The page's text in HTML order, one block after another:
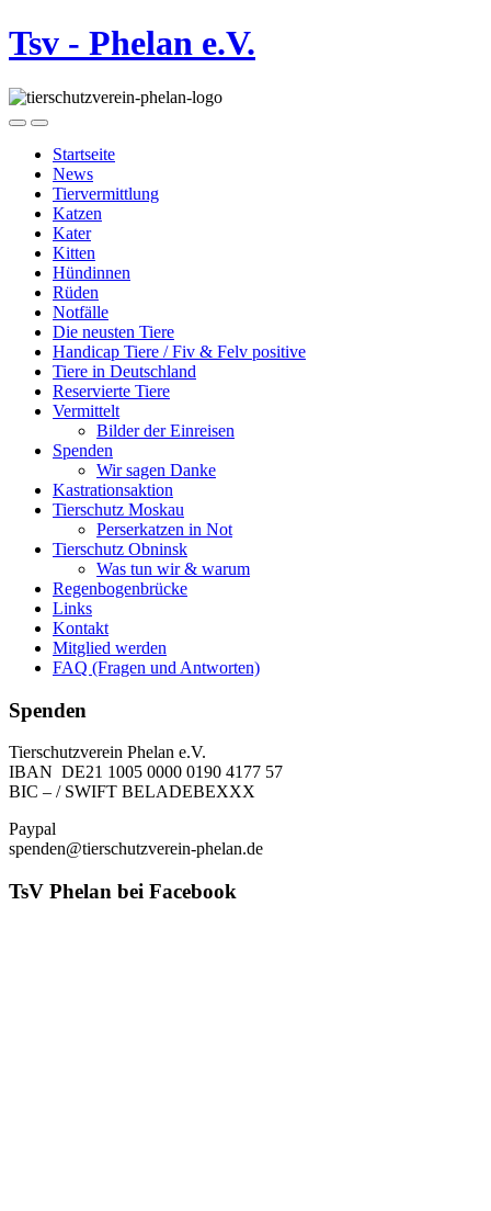
Tsv - Phelan e.V.
Startseite
News
Tiervermittlung
Katzen
Kater
Kitten
Hündinnen
Rüden
Notfälle
Die neusten Tiere
Handicap Tiere / Fiv & Felv positive
Tiere in Deutschland
Reservierte Tiere
Vermittelt
Bilder der Einreisen
Spenden
Wir sagen Danke
Kastrationsaktion
Tierschutz Moskau
Perserkatzen in Not
Tierschutz Obninsk
Was tun wir & warum
Regenbogenbrücke
Links
Kontakt
Mitglied werden
FAQ (Fragen und Antworten)
Spenden
Tierschutzverein Phelan e.V.
IBAN DE21 1005 0000 0190 4177 57
BIC – / SWIFT BELADEBEXXX
Paypal
spenden@tierschutzverein-phelan.de
TsV Phelan bei Facebook